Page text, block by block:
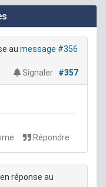
au message #356
Signaler
#357
Répondre
en réponse au